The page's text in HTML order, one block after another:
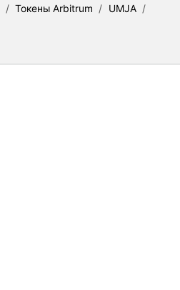
/ Токены Arbitrum / UMJA /